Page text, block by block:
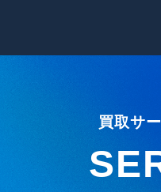
買取サ